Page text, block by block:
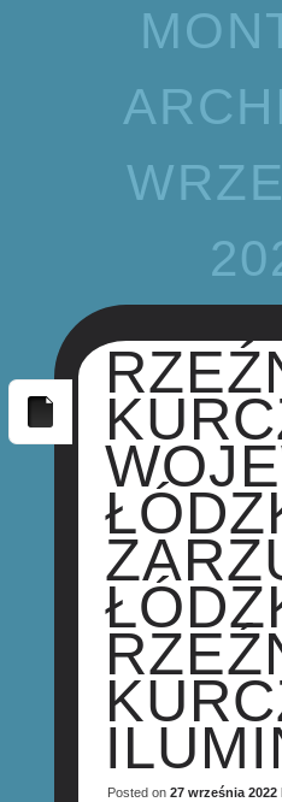
Posted on 27 września 2022